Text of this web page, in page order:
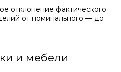
отклонение фактического
от номинального — до
и мебели